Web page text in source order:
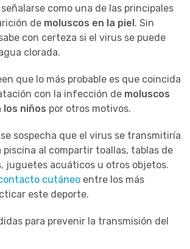
como una de las principales
de moluscos en la piel. Sin
con certeza si el virus se puede
clorada.
que lo más probable es que coincida
con la infección de moluscos
los niños por otros motivos.
sospecha que el virus se transmitiría
al compartir toallas, tablas de
juguetes acuáticos u otros objetos.
cutáneo entre los más
este deporte.
para prevenir la transmisión del